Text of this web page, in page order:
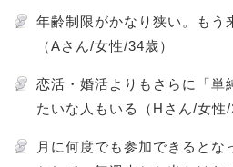
年齢制限がかなり狭い。もう
（Aさん/女性/34歳）
恋活・婚活よりもさらに「単
たいな人もいる（Hさん/女性/
月に何度でも参加できるとな